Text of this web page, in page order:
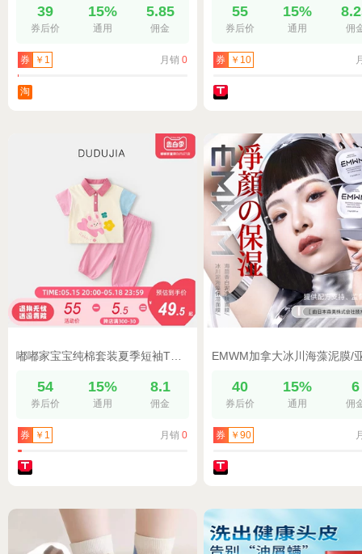
39
券后价
15%
通用
5.85
佣金
券 ￥1 月销 0
淘
55
券后价
15%
通用 佣
券 ￥10
54
券后价
15%
通用
8.1
佣金
券 ￥1 月销 0
40
券后价
15%
通用
6
佣
券 ￥90